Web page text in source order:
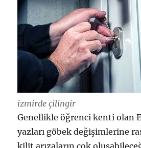
izmirde çilingir
Genellikle öğrenci kenti olan
yazları göbek değişimlerine
kilit arızaların çok